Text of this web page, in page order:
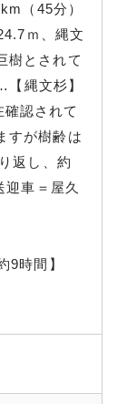
（45分）
ｍ、縄文
樹とされて
縄文杉】
認されて
すが樹齢は
返し、約
車＝屋久
時間】